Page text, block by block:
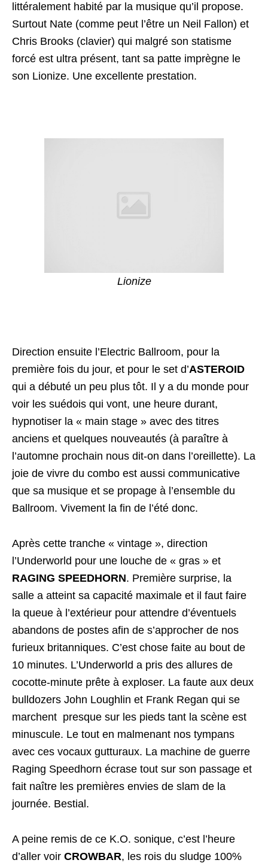
littéralement habité par la musique qu’il propose.
Surtout Nate (comme peut l’être un Neil Fallon) et
Chris Brooks (clavier) qui malgré son statisme
forcé est ultra présent, tant sa patte imprègne le
son Lionize. Une excellente prestation.
Lionize
Direction ensuite l’Electric Ballroom, pour la
première fois du jour, et pour le set d’ASTEROID
qui a débuté un peu plus tôt. Il y a du monde pour
voir les suédois qui vont, une heure durant,
hypnotiser la « main stage » avec des titres
anciens et quelques nouveautés (à paraître à
l’automne prochain nous dit-on dans l’oreillette). La
joie de vivre du combo est aussi communicative
que sa musique et se propage à l’ensemble du
Ballroom. Vivement la fin de l’été donc.
Après cette tranche « vintage », direction
l’Underworld pour une louche de « gras » et
RAGING SPEEDHORN. Première surprise, la
salle a atteint sa capacité maximale et il faut faire
la queue à l’extérieur pour attendre d’éventuels
abandons de postes afin de s’approcher de nos
furieux britanniques. C’est chose faite au bout de
10 minutes. L’Underworld a pris des allures de
cocotte-minute prête à exploser. La faute aux deux
bulldozers John Loughlin et Frank Regan qui se
marchent presque sur les pieds tant la scène est
minuscule. Le tout en malmenant nos tympans
avec ces vocaux gutturaux. La machine de guerre
Raging Speedhorn écrase tout sur son passage et
fait naître les premières envies de slam de la
journée. Bestial.
A peine remis de ce K.O. sonique, c’est l’heure
d’aller voir CROWBAR, les rois du sludge 100%